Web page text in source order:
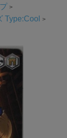
Type:Cool